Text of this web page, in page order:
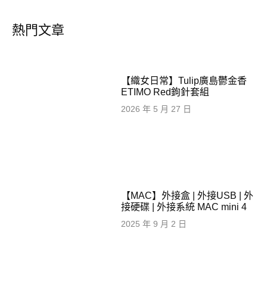
熱門文章
【織女日常】Tulip廣島鬱金香
ETIMO Red鉤針套組
2026 年 5 月 27 日
【MAC】外接盒 | 外接USB | 外
接硬碟 | 外接系統 MAC mini 4
2025 年 9 月 2 日